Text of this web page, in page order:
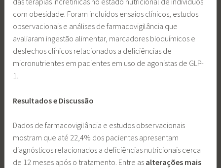
com obesidade. Foram incluídos ensaios clínicos, estudos
observacionais e análises de farmacovigilância que
avaliaram ingestão alimentar, marcadores bioquímicos e
desfechos clínicos relacionados a deficiências de
micronutrientes em pacientes em uso de agonistas de GLP-
1.
Resultados e Discussão
Dados de farmacovigilância e estudos observacionais
mostram que até 22,4% dos pacientes apresentam
diagnósticos relacionados a deficiências nutricionais cerca
de 12 meses após o tratamento. Entre as alterações mais